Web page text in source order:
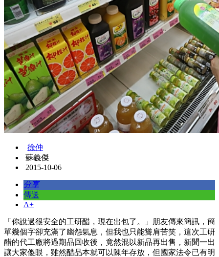
徐仲
蘇義傑
2015-10-06
分享
傳送
A+
「你說過很安全的工研醋，現在出包了。」朋友傳來簡訊，簡
單幾個字卻充滿了幽怨氣息，但我也只能聳肩苦笑，這次工研
醋的代工廠將過期品回收後，竟然混以新品再出售，新聞一出
讓大家傻眼，雖然醋品本就可以陳年存放，但國家法令已有明